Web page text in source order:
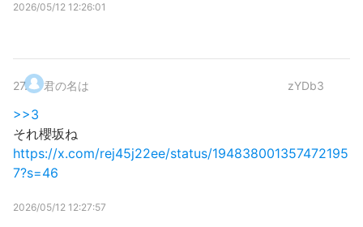
2026/05/12 12:26:01
27. 君の名は zYDb3
>>3
それ櫻坂ね
https://x.com/rej45j22ee/status/194838001357472195
7?s=46
2026/05/12 12:27:57